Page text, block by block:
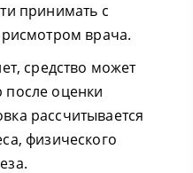
принимать с
врача.
средство может
после оценки
рассчитывается
физического